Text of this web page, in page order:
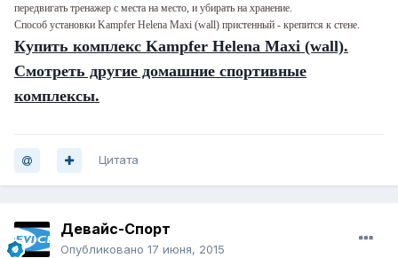
передвигать тренажер с места на место, и убирать на хранение.
Способ установки Kampfer Helena Maxi (wall) пристенный - крепится к стене.
Купить комплекс Kampfer Helena Maxi (wall).
Смотреть другие домашние спортивные
комплексы.
Цитата
Девайс-Спорт
Опубликовано 17 июня, 2015